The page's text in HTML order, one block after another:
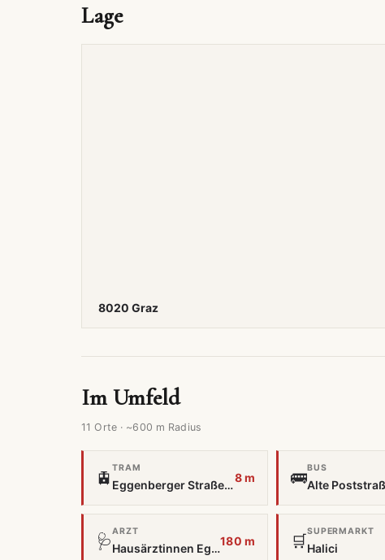
Lage
8020 Graz
Im Umfeld
11 Orte · ~600 m Radius
🚊
TRAM
Eggenberger Straße (Remisenausfahrt)
8 m 🚌
BUS
Alte
🩺
ARZT
Hausärztinnen Eggenberg
180 m 🛒
SUPERMARKT
Halici